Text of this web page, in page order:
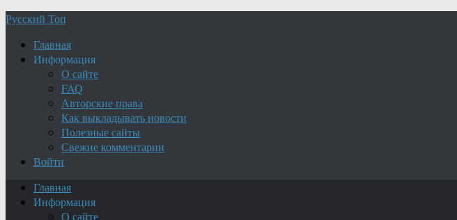
Русский Топ
Главная
Информация
О сайте
FAQ
Авторские права
Как выкладывать новости
Полезные сайты
Свежие комментарии
Войти
Главная
Информация
О сайте